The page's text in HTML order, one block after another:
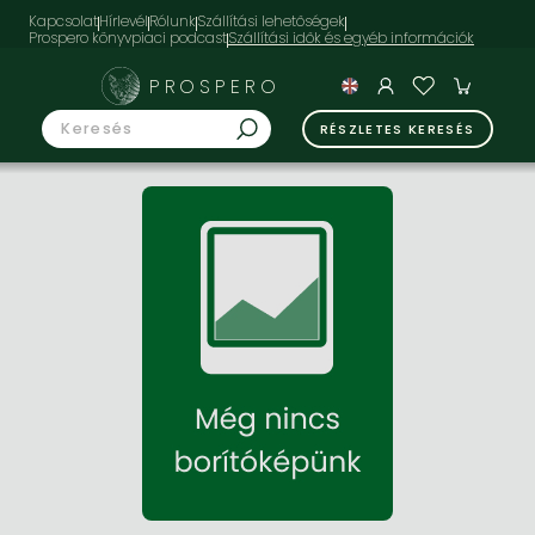
KapcsolatHírlevélRólunkSzállítási lehetőségek
Prospero könyvpiaci podcast
PROSPERO
RÉSZLETES KERESÉS